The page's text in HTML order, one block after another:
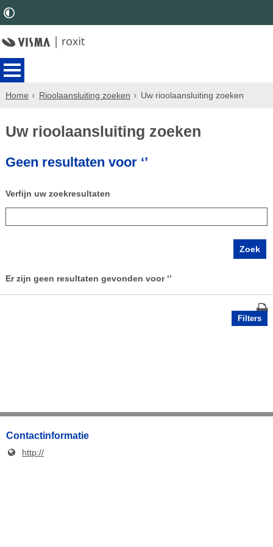
Home Rioolaansluiting zoeken Uw rioolaansluiting zoeken
Uw rioolaansluiting zoeken
Geen resultaten voor ‘’
Verfijn uw zoekresultaten
Er zijn geen resultaten gevonden voor ‘’
Filters
Contactinformatie
http://